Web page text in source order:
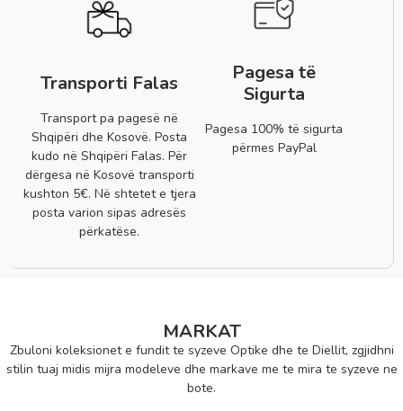
Transporti Falas
Transport pa pagesë në
Shqipëri dhe Kosovë. Posta
kudo në Shqipëri Falas. Për
dërgesa në Kosovë transporti
kushton 5€. Në shtetet e tjera
posta varion sipas adresës
përkatëse.
Pagesa të
Sigurta
Pagesa 100% të sigurta
përmes PayPal
MARKAT
Zbuloni koleksionet e fundit te syzeve Optike dhe te Diellit, zgjidhni
stilin tuaj midis mijra modeleve dhe markave me te mira te syzeve ne
bote.